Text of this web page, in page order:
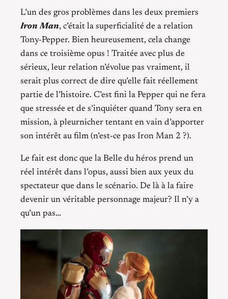
L’un des gros problèmes dans les deux premiers
Iron Man, c’était la superficialité de a relation
Tony-Pepper. Bien heureusement, cela change
dans ce troisième opus ! Traitée avec plus de
sérieux, leur relation n’évolue pas vraiment, il
serait plus correct de dire qu’elle fait réellement
partie de l’histoire. C’est fini la Pepper qui ne fera
que stressée et de s’inquiéter quand Tony sera en
mission, à pleurnicher tentant en vain d’apporter
son intérêt au film (n’est-ce pas Iron Man 2 ?).
Le fait est donc que la Belle du héros prend un
réel intérêt dans l’opus, aussi bien aux yeux du
spectateur que dans le scénario. De là à la faire
devenir un véritable personnage majeur? Il n’y a
qu’un pas…